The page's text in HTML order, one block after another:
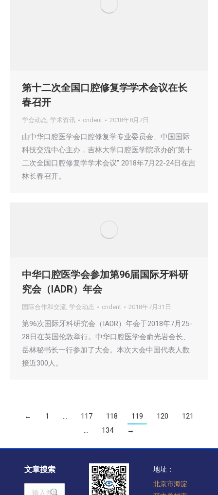
第十二次全国口腔修复学学术会议在长
春召开
学会动态, 学术资讯 cndent 2018年8月7日
由中华口腔医学会口腔修复学专业委员会、中国国际
科技交流中心主办，吉林大学口腔医学院承办的“第十
二次全国口腔修复学学术会议” 2018年7月22-24日在吉
林长春召开。
中华口腔医学会参加第96届国际牙科研
究会（IADR）年会
国际合作和交流, 学会动态 cndent 2018年7月31日
第96次国际牙科研究会（IADR）年会于2018年7月25-
28日在英国伦敦举行。中华口腔医学会俞光岩会长、
岳林秘书长一行参加了大会。本次大会中国代表人数
接近300人。
← 1 … 117 118 119 120
121
…
134 →
文章搜索
Search:
地址：
北京市海淀